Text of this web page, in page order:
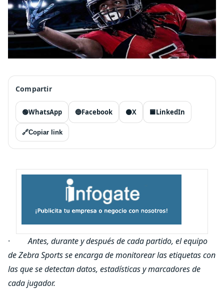
Compartir
🟢WhatsApp 🔵Facebook ⚫X 🟦LinkedIn
🔗Copiar link
·Antes, durante y después de cada partido, el equipo
de Zebra Sports se encarga de monitorear las etiquetas con
las que se detectan datos, estadísticas y marcadores de
cada jugador.